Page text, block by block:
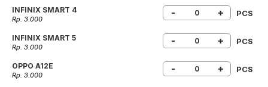
INFINIX SMART 4
Rp. 3.000
- + PCS
INFINIX SMART 5
Rp. 3.000
- + PCS
OPPO A12E
Rp. 3.000
- + PCS